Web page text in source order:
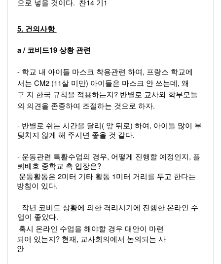
으로 넣을 것이다. 찬14 기 1
5. 건의사항
a / 코비드19 상황 관련
- 학교 내 아이들 마스크 착용관련 하여, 프랑스 학교에
서는 CM2 (11살 미만) 아이들은 마스크 안 쓰는데, 왜
구 지 한국 규칙을 적용하는지? 반별로 교사와 학부모들
의 의견을 존중하여 조절하는 것으로 하자.
- 반별로 쉬는 시간을 달리 ( 앞 뒤로) 하여 , 아이들 많이 부
딪치지 않게 해 주시면 좋을 것 같다.
- 운동관련 특활수업의 경우, 어떻게 진행할 예정인지, 플
뢰베흐 중학교 측 입장은?
운동활동은 2미터 기타 활동 1 미터 거리를 두고 한다는
방침이 있다.
- 작년 코비드 상황에 의한 격리시기에 진행한 온라인 수
업이 좋았다.
혹시 온라인 수업을 해야할 경우 대안이 마련
되어 있는지 ? 현재 , 교사회의에서 논의되는 사
안